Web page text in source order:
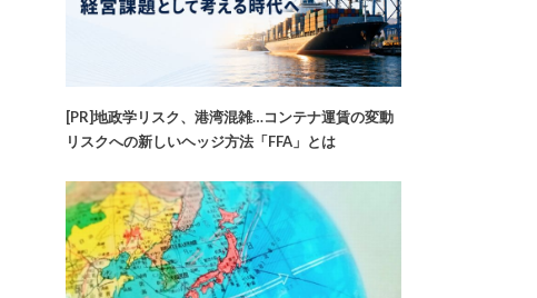
[PR]地政学リスク、港湾混雑…コンテナ運賃の変動
リスクへの新しいヘッジ方法「FFA」とは